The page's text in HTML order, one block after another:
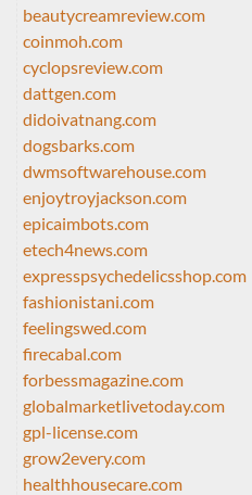
beautycreamreview.com
coinmoh.com
cyclopsreview.com
dattgen.com
didoivatnang.com
dogsbarks.com
dwmsoftwarehouse.com
enjoytroyjackson.com
epicaimbots.com
etech4news.com
expresspsychedelicsshop.com
fashionistani.com
feelingswed.com
firecabal.com
forbessmagazine.com
globalmarketlivetoday.com
gpl-license.com
grow2every.com
healthhousecare.com